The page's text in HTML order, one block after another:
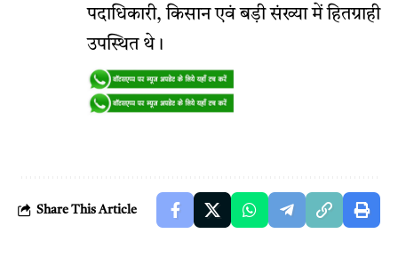
पदाधिकारी, किसान एवं बड़ी संख्या में हितग्राही
उपस्थित थे।
Share This Article